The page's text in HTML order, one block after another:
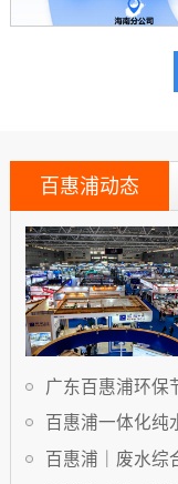
百惠浦动态
广东百惠浦环
百惠浦一体化纯
百惠浦｜废水综